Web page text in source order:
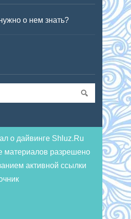
о нем знать?
о дайвинге Shluz.Ru
материалов разрешено
активной ссылки